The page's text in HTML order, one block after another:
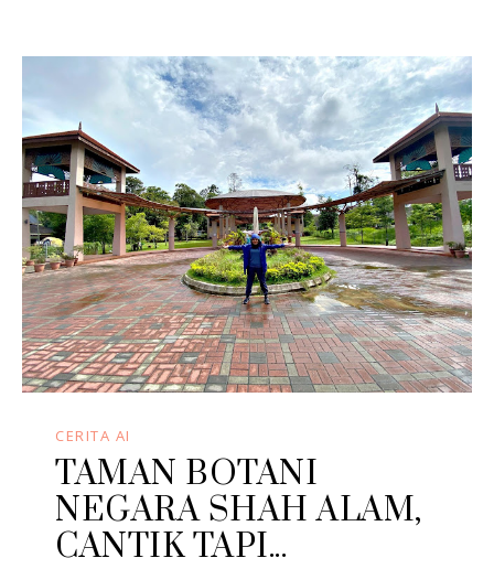
CERITA AI
TAMAN BOTANI
NEGARA SHAH ALAM,
CANTIK TAPI...